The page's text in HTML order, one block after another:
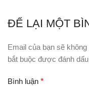
ĐỂ LẠI MỘT
Email của bạn sẽ
bắt buộc được đánh dấu
Bình luận *